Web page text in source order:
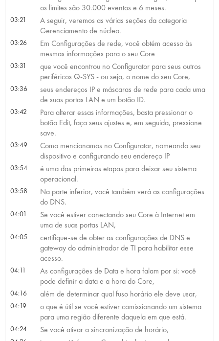
os limites são 30.000 eventos e 6 meses.
03:21
A seguir, veremos as várias seções da categoria
Gerenciamento de núcleo.
03:26
Em Configurações de rede, você obtém acesso às
mesmas informações para o seu Core
03:31
que você encontrou no Configurator para seus outros
periféricos Q-SYS - ou seja, o nome do seu Core,
03:36
seus endereços IP e máscaras de rede para cada uma
de suas portas LAN e um botão ID.
03:42
Para alterar essas informações, basta pressionar o
botão Edit, faça seus ajustes e, em seguida, pressione
save.
03:49
Como mencionamos no Configurator, nomeando seu
dispositivo e configurando seu endereço IP
03:54
é uma das primeiras etapas para deixar seu sistema
operacional.
03:58
Na parte inferior, você também verá as configurações
do DNS.
04:01
Se você estiver conectando seu Core à Internet em
uma de suas portas LAN,
04:05
certifique-se de obter as configurações de DNS e
gateway do administrador de TI para habilitar esse
acesso.
04:11
As configurações de Data e hora falam por si: você
pode definir a data e a hora do Core,
04:16 além de determinar qual fuso horário ele deve usar,
04:19
o que é útil se você estiver comissionando um sistema
para uma região diferente daquela em que está.
04:24 Se você ativar a sincronização de horário,